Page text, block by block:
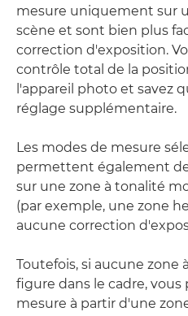
mesure uniquement sur
scène et sont bien plus
correction d'exposition.
contrôle total de la
l'appareil photo et savez
réglage supplémentaire.
Les modes de mesure
permettent également
sur une zone à tonalité
(par exemple, une zone
aucune correction
Toutefois, si aucune
figure dans le cadre,
mesure à partir d'une